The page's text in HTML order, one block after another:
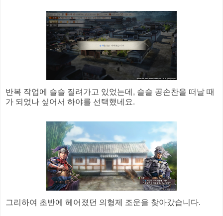
반복 작업에 슬슬 질려가고 있었는데, 슬슬 공손찬을 떠날 때
가 되었나 싶어서 하야를 선택했네요.
그리하여 초반에 헤어졌던 의형제 조운을 찾아갔습니다.